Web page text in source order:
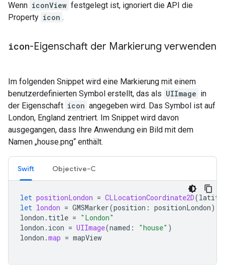
Wenn iconView festgelegt ist, ignoriert die API die
Property icon .
icon-Eigenschaft der Markierung verwenden
Im folgenden Snippet wird eine Markierung mit einem
benutzerdefinierten Symbol erstellt, das als UIImage in
der Eigenschaft icon angegeben wird. Das Symbol ist auf
London, England zentriert. Im Snippet wird davon
ausgegangen, dass Ihre Anwendung ein Bild mit dem
Namen „house.png“ enthält.
Swift Objective-C
let positionLondon = CLLocationCoordinate2D(
let london = GMSMarker(position : positionLondon)
london . title = "London"
london . icon = UIImage(named : "house" )
london .map = mapView